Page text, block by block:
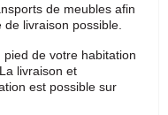
de meubles afin
livraison possible.
de votre habitation
livraison et
est possible sur